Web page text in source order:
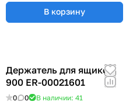
В корзину
Держатель для ящиков
900 ER-00021601
0 0 В наличии: 41